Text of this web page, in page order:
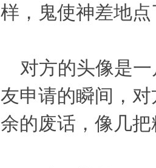
样，鬼使神差地点
对方的头像是一
友申请的瞬间，
余的废话，像几